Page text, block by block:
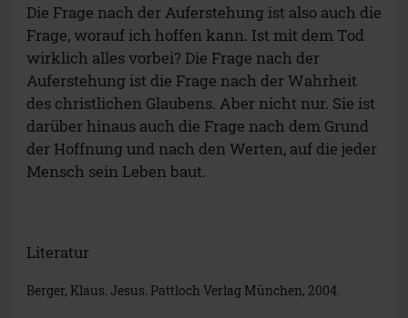
Die Frage nach der Auferstehung ist also auch die
Frage, worauf ich hoffen kann. Ist mit dem Tod
wirklich alles vorbei? Die Frage nach der
Auferstehung ist die Frage nach der Wahrheit
des christlichen Glaubens. Aber nicht nur. Sie ist
darüber hinaus auch die Frage nach dem Grund
der Hoffnung und nach den Werten, auf die jeder
Mensch sein Leben baut.
Literatur
Berger, Klaus. Jesus. Pattloch Verlag München, 2004.